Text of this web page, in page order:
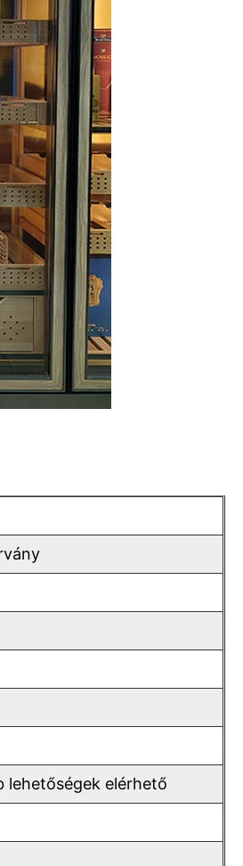
lehetőségek elérhető